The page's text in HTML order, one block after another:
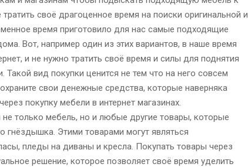
своё драгоценное время на поиски оригинальной и
время приготовило для нас самые подходящие
Вот, например один из этих вариантов, в наше время
и не нужно тратить своё время и силы для поднятия
вид покупки ценится не тем что на него совсем
свои денежные средства, которые наверняка
покупку мебели в интернет магазинах.
только мебель, но и любые другие товары, которые
Этими товарами могут являться
пледы на диваны и кресла. Покупать товары через
решение, которое позволяет своё время уделить